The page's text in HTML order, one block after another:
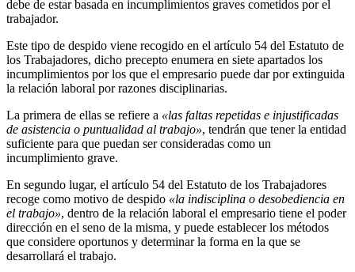
debe de estar basada en incumplimientos graves cometidos por el
trabajador.
Este tipo de despido viene recogido en el artículo 54 del Estatuto de
los Trabajadores, dicho precepto enumera en siete apartados los
incumplimientos por los que el empresario puede dar por extinguida
la relación laboral por razones disciplinarias.
La primera de ellas se refiere a «las faltas repetidas e injustificadas
de asistencia o puntualidad al trabajo», tendrán que tener la entidad
suficiente para que puedan ser consideradas como un
incumplimiento grave.
En segundo lugar, el artículo 54 del Estatuto de los Trabajadores
recoge como motivo de despido «la indisciplina o desobediencia en
el trabajo», dentro de la relación laboral el empresario tiene el poder
dirección en el seno de la misma, y puede establecer los métodos
que considere oportunos y determinar la forma en la que se
desarrollará el trabajo.